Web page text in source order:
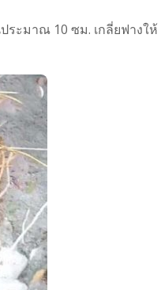
ะมาณ 10 ซม. เกลี่ยฟางให้